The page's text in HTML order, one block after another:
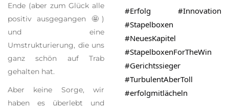
Ende (aber zum Glück alle
positiv ausgegangen 🤩)
und eine
Umstrukturierung, die uns
ganz schön auf Trab
gehalten hat.
Aber keine Sorge, wir
haben es überlebt und
#Erfolg #Innovation
#Stapelboxen
#NeuesKapitel
#StapelboxenForTheWin
#Gerichtssieger
#TurbulentAberToll
#erfolgmitlächeln